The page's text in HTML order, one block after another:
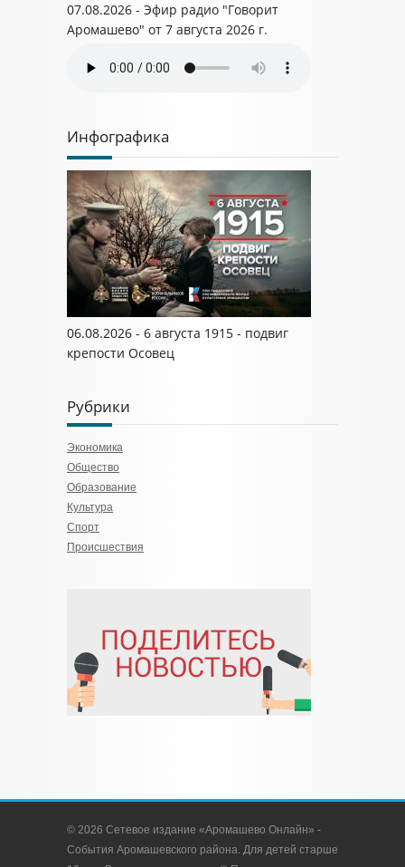
07.08.2026 - Эфир радио "Говорит
Аромашево" от 7 августа 2026 г.
Инфографика
06.08.2026 - 6 августа 1915 - подвиг
крепости Осовец
Рубрики
Экономика
Общество
Образование
Культура
Спорт
Происшествия
© 2026 Сетевое издание «Аромашево Онлайн» -
События Аромашевского района. Для детей старше